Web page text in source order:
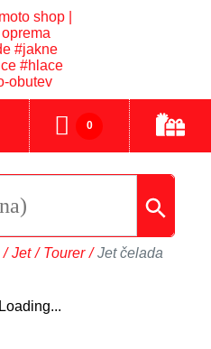
0
/ Jet / Tourer / Jet čelada
Loading...